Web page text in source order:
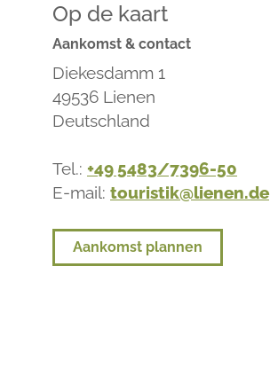
Op de kaart
Aankomst & contact
Diekesdamm 1
49536 Lienen
Deutschland
Tel.: +49 5483/7396-50
E-mail: touristik@lienen.de
Aankomst plannen